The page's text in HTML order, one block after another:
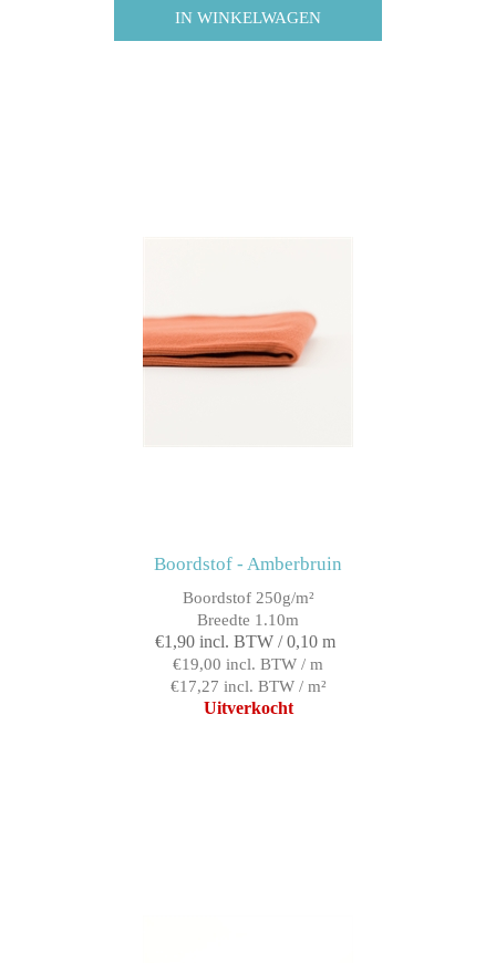
Boordstof - Amberbruin
Boordstof 250g/m²
Breedte 1.10m
€1,90 incl. BTW / 0,10 m
€19,00 incl. BTW / m
€17,27 incl. BTW / m²
Uitverkocht